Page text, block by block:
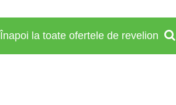
Înapoi la toate ofertele de revelion